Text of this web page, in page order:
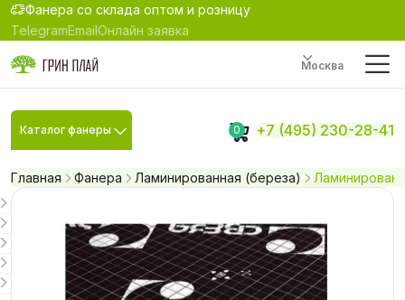
Фанера со склада оптом и розницу
TelegramEmailОнлайн заявка
Москва
Каталог фанеры 0 +7 (495) 230-28-41
Главная Фанера Ламинированная (береза)